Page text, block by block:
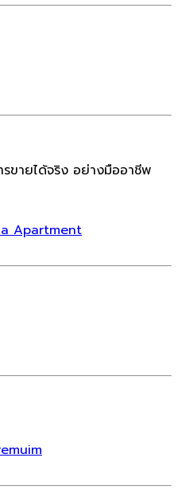
ขายได้จริง อย่างมืออาชีพ
Apartment